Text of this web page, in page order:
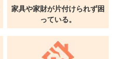
家具や家財が片付けられず困
っている。